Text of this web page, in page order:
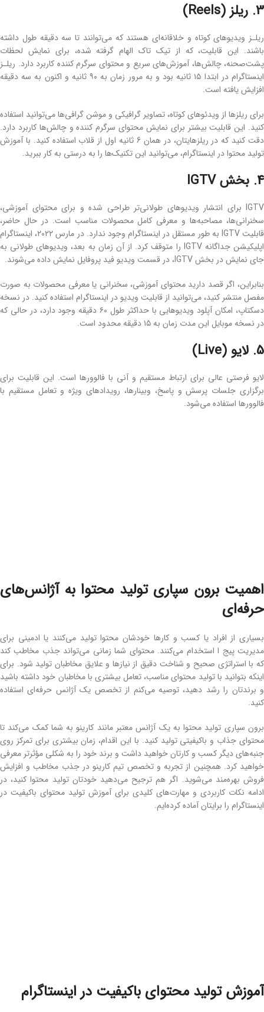
3. ریلز (Reels)
ریلـز ویدیوهای کوتاه و خلاقانه‌ای هستند که می‌توانند تا سه دقیقه طول داشته
باشند. این قابلیت، که از تیک‌ تاک الهام گرفته شده، برای نمایش لحظات
پشت‌صحنه، چالش‌ها، آموزش‌های سریع و محتوای سرگرم ‌کننده کاربرد دارد. ریلـز
اینستاگرام در ابتدا ۱۵ ثانیه بود و به مرور زمان به ۹۰ ثانیه و اکنون به سه دقیقه
افزایش یافته است.
برای ریلزها از ویدئوهای کوتاه، تصاویر گرافیکی و موشن گرافی‌ها می‌توانید استفاده
کنید. این قابلیت بیشتر برای نمایش محتوای سرگرم ‌کننده و چالش‌ها کاربرد دارد.
دقت کنید که در ریلزهایتان، در همان 6 ثانیه اول از قلاب استفاده کنید. با آموزش
تولید محتوا در اینستاگرام، می‌توانید این تکنیک‌ها را به ‌درستی به کار ببرید.
4. بخش IGTV
IGTV برای انتشار ویدیوهای طولانی‌تر طراحی شده و برای محتوای آموزشی،
سخنرانی‌ها، مصاحبه‌ها و معرفی کامل محصولات مناسب است. در حال حاضر،
قابلیت IGTV به ‌طور مستقل در اینستاگرام وجود ندارد. در مارس ۲۰۲۲، اینستاگرام
اپلیکیشن جداگانه IGTV را متوقف کرد. از آن زمان به‌ بعد، ویدیوهای طولانی به‌
جای نمایش در بخش IGTV، در قسمت ویدیو فید پروفایل نمایش داده می‌شوند.
بنابراین، اگر قصد دارید محتوای آموزشی، سخنرانی یا معرفی محصولات به ‌صورت
مفصل منتشر کنید، می‌توانید از قابلیت ویدیو در اینستاگرام استفاده کنید. در نسخه
دسکتاپ، امکان آپلود ویدیوهایی با حداکثر طول ۶۰ دقیقه وجود دارد، در حالی که
در نسخه موبایل این مدت زمان به ۱۵ دقیقه محدود است.
5. لایو (Live)
لایو فرصتی عالی برای ارتباط مستقیم و آنی با فالوورها است. این قابلیت برای
برگزاری جلسات پرسش و پاسخ، وبینارها، رویدادهای ویژه و تعامل مستقیم با
فالوورها استفاده می‌شود.
اهمیت برون ‌سپاری تولید محتوا به آژانس‌های
حرفه‌ای
بسیاری از افراد یا کسب‌ و کارها خودشان محتوا تولید می‌کنند یا ادمینی برای
مدیریت پیج ا استخدام می‌کنند. محتوای شما زمانی می‌تواند جذب مخاطب کند
که با استراتژی صحیح و شناخت دقیق از نیازها و علایق مخاطبان تولید شود. برای
اینکه بتوانید با تولید محتوای مناسب، تعامل بیشتری با مخاطبان خود داشته باشید
و برندتان را رشد دهید، توصیه می‌کنم از تخصص یک آژانس حرفه‌ای استفاده
کنید.
برون ‌سپاری تولید محتوا به یک آژانس معتبر مانند کارینو به شما کمک می‌کند تا
محتوای جذاب و باکیفیتی تولید کنید. با این اقدام، زمان بیشتری برای تمرکز روی
جنبه‌های دیگر کسب‌ و کارتان خواهید داشت و برند خود را به ‌شکلی مؤثرتر معرفی
خواهید کرد. همچنین از تجربه و تخصص تیم کارینو در جذب مخاطب و افزایش
فروش بهره‌مند می‌شوید. اگر هم ترجیح می‌دهید خودتان تولید محتوا کنید، در
ادامه نکات کاربردی و مهارت‌های کلیدی برای آموزش تولید محتوای باکیفیت در
اینستاگرام را برایتان آماده کرده‌ایم.
آموزش تولید محتوای باکیفیت در اینستاگرام